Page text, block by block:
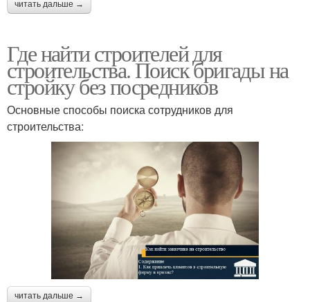
читать дальше →
Где найти строителей для
строительства. Поиск бригады на
стройку без посредников
Основные способы поиска сотрудников для
строительства:
читать дальше →